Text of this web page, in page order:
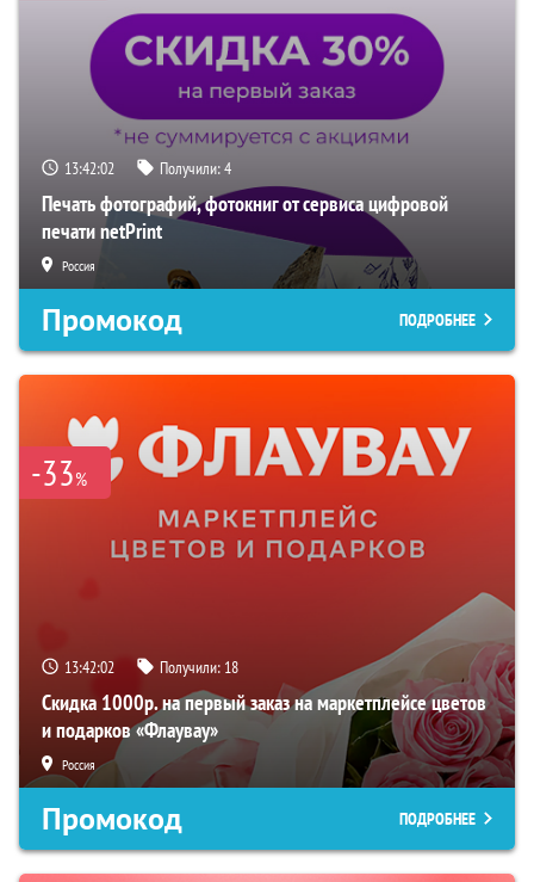
13:42:01 Получили:4
Печать фотографий, фотокниг от сервиса цифровой
печати netPrint
Россия
Промокод ПОДРОБНЕЕ
-33%
13:42:01 Получили: 18
Скидка 1000р. на первый заказ на маркетплейсе цветов
и подарков «Флаувау»
Россия
Промокод ПОДРОБНЕЕ